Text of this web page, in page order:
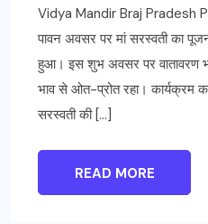
Vidya Mandir Braj Pradesh
पावन अवसर पर मां सरस्वती का
हुआ। इस शुभ अवसर पर वातावरण
भाव से ओत-प्रोत रहा। कार्यक्रम
सरस्वती की […]
READ MORE